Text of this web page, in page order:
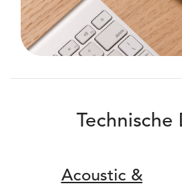
Technische
Acoustic &